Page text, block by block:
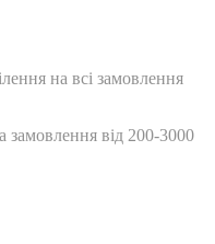
на всі замовлення
від 200-3000